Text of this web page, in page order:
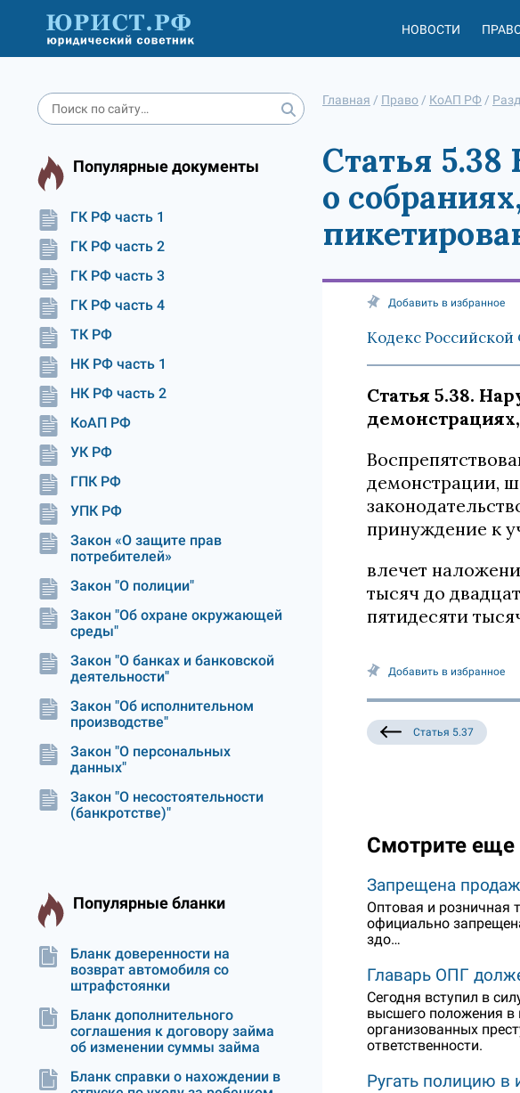
НОВОСТИ
Популярные документы
ГК РФ часть 1
ГК РФ часть 2
ГК РФ часть 3
ГК РФ часть 4
ТК РФ
НК РФ часть 1
НК РФ часть 2
КоАП РФ
УК РФ
ГПК РФ
УПК РФ
Закон «О защите прав
потребителей»
Закон "О полиции"
Закон "Об охране окружающей
среды"
Закон "О банках и банковской
деятельности"
Закон "Об исполнительном
производстве"
Закон "О персональных
данных"
Закон "О несостоятельности
(банкротстве)"
Популярные бланки
Бланк доверенности на
возврат автомобиля со
штрафстоянки
Бланк дополнительного
соглашения к договору займа
об изменении суммы займа
Бланк справки о нахождении в
Главная / Право / КоАП РФ /
Статья
о
Добавить в избранное
Кодекс
Статья 5.38.
демонстрации,
принуждение к
влечет
тысяч до
пятидесяти
Добавить в избранное
Статья 5.37
Смотрите еще
Запрещена
Оптовая и розничная
официально
здо…
Главарь ОПГ
Сегодня вступил в
высшего положения в
организованных
ответственности.
Ругать полицию в